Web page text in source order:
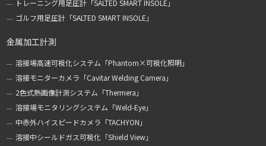
トレーニング用足圧計「SALTED SMART INSOLE」
ゴルフ用足圧計「SALTED SMART INSOLE」
金属加工計測
溶接場高速可視化システム「Phantom×可視化照明」
溶接モニターカメラ「Cavitar Welding Camera」
2色式熱画像計測システム「Thermera」
溶接場モニタリングシステム「Weld-Eye」
中赤外ハイスピードカメラ「TACHYON」
溶接中シールドガス可視化「Shield View」